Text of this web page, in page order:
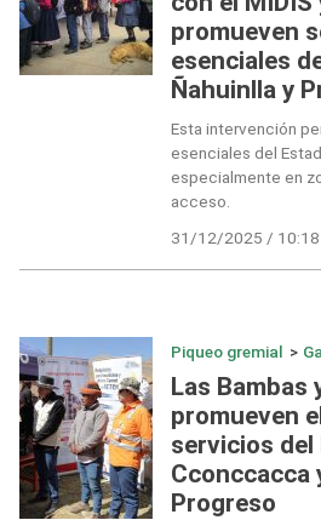
promueven
esenciales
Ñahuinlla y
Esta intervención
esenciales del
especialmente en
acceso.
31/12/2025 / 10:18
Piqueo gremial >
Las Bambas
promueven
servicios del
Cconccacca
Progreso